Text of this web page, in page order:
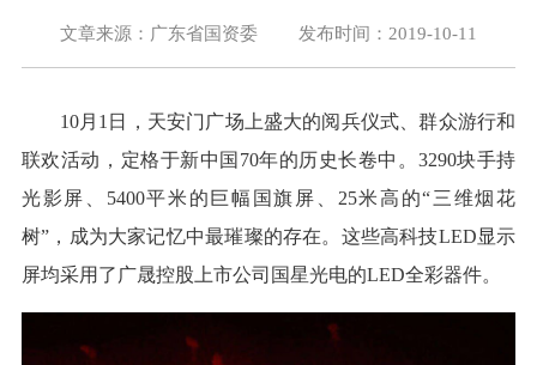
文章来源：广东省国资委 发布时间：2019-10-11
10月1日，天安门广场上盛大的阅兵仪式、群众游行和
联欢活动，定格于新中国70年的历史长卷中。3290块手持
光影屏、5400平米的巨幅国旗屏、25米高的“三维烟花
树”，成为大家记忆中最璀璨的存在。这些高科技LED显示
屏均采用了广晟控股上市公司国星光电的LED全彩器件。